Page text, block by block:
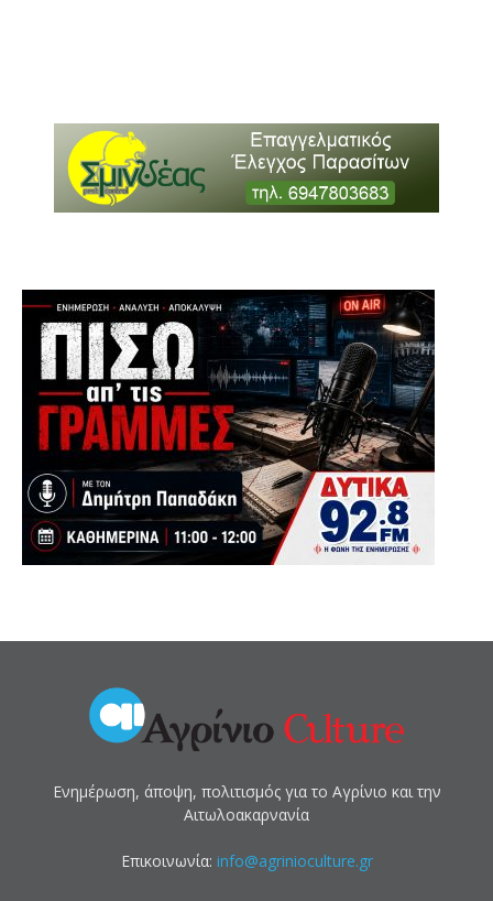
Ενημέρωση, άποψη, πολιτισμός για το Αγρίνιο και την
Αιτωλοακαρνανία
Επικοινωνία: info@agrinioculture.gr